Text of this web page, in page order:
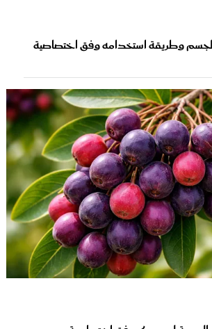
وطريقة استخدامه وفق اختصاصية